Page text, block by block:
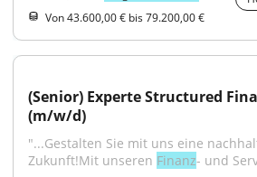
Von 43.600,00 € bis 79.200,00 €
(Senior) Experte Structured
(m/w/d)
"...Gestalten Sie mit uns eine
Zukunft!Mit unseren Finanz- und